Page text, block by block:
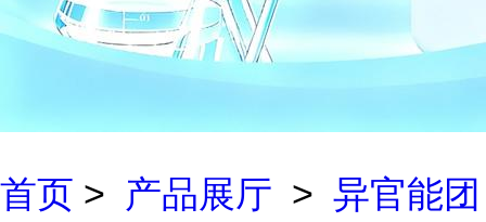
首页 > 产品展厅 > 异官能团